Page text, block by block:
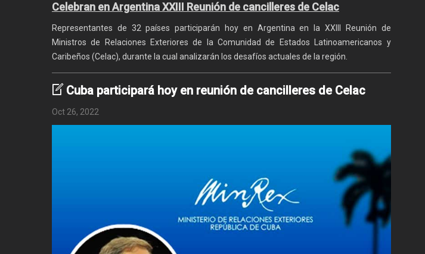
Celebran en Argentina XXIII Reunión de cancilleres de Celac
Representantes de 32 países participarán hoy en Argentina en la XXIII Reunión de
Ministros de Relaciones Exteriores de la Comunidad de Estados Latinoamericanos y
Caribeños (Celac), durante la cual analizarán los desafíos actuales de la región.
Cuba participará hoy en reunión de cancilleres de Celac
Oct 26, 2022